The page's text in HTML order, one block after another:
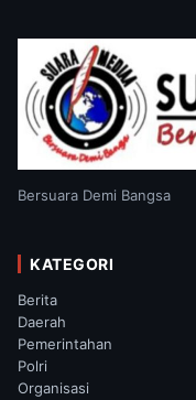
Bersuara Demi Bangsa
KATEGORI
Berita
Daerah
Pemerintahan
Polri
Organisasi